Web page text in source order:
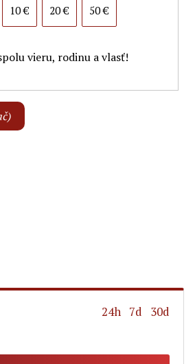
10 € 20 € 50 €
vieru, rodinu a vlasť!
24h 7d 30d